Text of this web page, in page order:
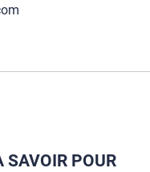
SAVOIR POUR